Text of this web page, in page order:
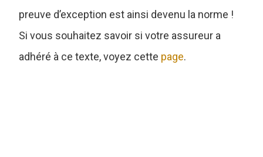
preuve d’exception est ainsi devenu la norme !
Si vous souhaitez savoir si votre assureur a
adhéré à ce texte, voyez cette page.